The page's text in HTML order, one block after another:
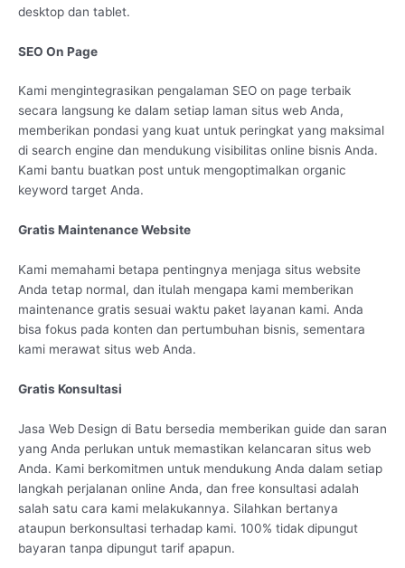
desktop dan tablet.
SEO On Page
Kami mengintegrasikan pengalaman SEO on page terbaik
secara langsung ke dalam setiap laman situs web Anda,
memberikan pondasi yang kuat untuk peringkat yang maksimal
di search engine dan mendukung visibilitas online bisnis Anda.
Kami bantu buatkan post untuk mengoptimalkan organic
keyword target Anda.
Gratis Maintenance Website
Kami memahami betapa pentingnya menjaga situs website
Anda tetap normal, dan itulah mengapa kami memberikan
maintenance gratis sesuai waktu paket layanan kami. Anda
bisa fokus pada konten dan pertumbuhan bisnis, sementara
kami merawat situs web Anda.
Gratis Konsultasi
Jasa Web Design di Batu bersedia memberikan guide dan saran
yang Anda perlukan untuk memastikan kelancaran situs web
Anda. Kami berkomitmen untuk mendukung Anda dalam setiap
langkah perjalanan online Anda, dan free konsultasi adalah
salah satu cara kami melakukannya. Silahkan bertanya
ataupun berkonsultasi terhadap kami. 100% tidak dipungut
bayaran tanpa dipungut tarif apapun.